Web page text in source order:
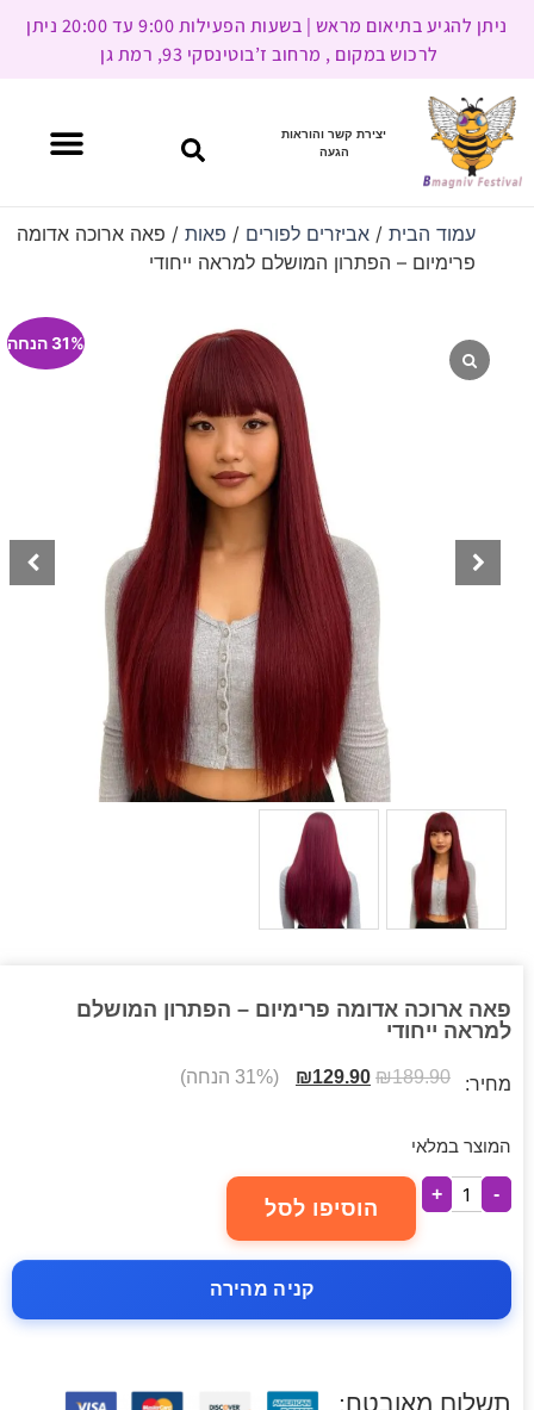
ניתן להגיע בתיאום מראש | בשעות הפעילות 9:00 עד 20:00 ניתן
לרכוש במקום , מרחוב ז’בוטינסקי 93, רמת גן
יצירת קשר והוראות
הגעה
עמוד הבית/ אביזרים לפורים / פאות/ פאה ארוכה אדומה
פרימיום – הפתרון המושלם למראה ייחודי
31% הנחה
פאה ארוכה אדומה פרימיום – הפתרון המושלם
למראה ייחודי
מחיר: ₪189.90
₪129.90 (31% הנחה)
המוצר במלאי
-
+
הוסיפו לסל
קניה מהירה
תשלום מאובטח: